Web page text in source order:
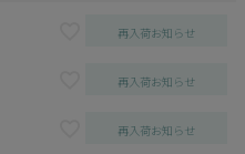
再入荷お知らせ
再入荷お知らせ
再入荷お知らせ